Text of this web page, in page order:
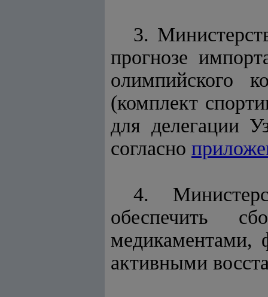
3.
прогнозе
олимпийского
(комплект
для делегации
согласно
4.
обеспечить
медикаментами,
активными